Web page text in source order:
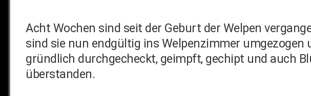
Acht Wochen sind seit der Geburt der Welpen
sind sie nun endgültig ins Welpenzimmer
gründlich durchgecheckt, geimpft, gechipt und auch
überstanden.